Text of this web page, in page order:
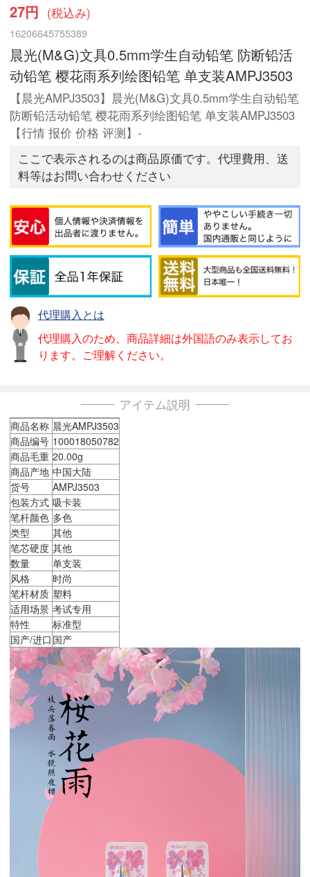
27円 (税込み)
16206645755389
晨光(M&G)文具0.5mm学生自动铅笔 防断铅活
动铅笔 樱花雨系列绘图铅笔 单支装AMPJ3503
【晨光AMPJ3503】晨光(M&G)文具0.5mm学生自动铅笔
防断铅活动铅笔 樱花雨系列绘图铅笔 单支装AMPJ3503
【行情 报价 价格 评测】-
ここで表示されるのは商品原価です。代理費用、送
料等はお問い合わせください
代理購入とは
代理購入のため、商品詳細は外国語のみ表示してお
ります。ご理解ください。
アイテム説明
商品名称 晨光AMPJ3503
商品编号 100018050782
商品毛重 20.00g
商品产地 中国大陆
货号
AMPJ3503
包装方式 吸卡装
笔杆颜色 多色
类型
其他
笔芯硬度 其他
数量
单支装
风格
时尚
笔杆材质 塑料
适用场景 考试专用
特性
标准型
国产/进口 国产